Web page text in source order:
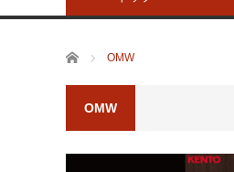
ホーム OMW
OMW